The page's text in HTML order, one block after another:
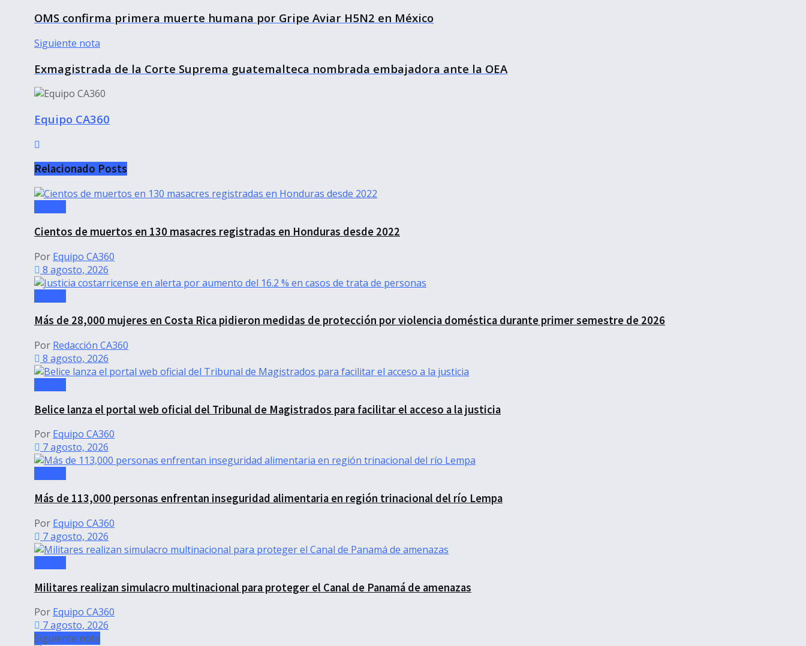
OMS confirma primera muerte humana por Gripe Aviar H5N2 en México
Siguiente nota
Exmagistrada de la Corte Suprema guatemalteca nombrada embajadora ante la OEA
Equipo CA360
Relacionado Posts
Cientos de muertos en 130 masacres registradas en Honduras desde 2022
Por Equipo CA360
8 agosto, 2026
Más de 28,000 mujeres en Costa Rica pidieron medidas de protección por violencia doméstica durante primer semestre de 2026
Por Redacción CA360
8 agosto, 2026
Belice lanza el portal web oficial del Tribunal de Magistrados para facilitar el acceso a la justicia
Por Equipo CA360
7 agosto, 2026
Más de 113,000 personas enfrentan inseguridad alimentaria en región trinacional del río Lempa
Por Equipo CA360
7 agosto, 2026
Militares realizan simulacro multinacional para proteger el Canal de Panamá de amenazas
Por Equipo CA360
7 agosto, 2026
Siguiente nota